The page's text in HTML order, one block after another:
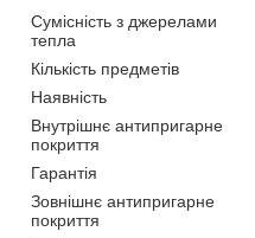
Сумісність з джерелами
тепла
Кількість предметів
Наявність
Внутрішнє антипригарне
покриття
Гарантія
Зовнішнє антипригарне
покриття